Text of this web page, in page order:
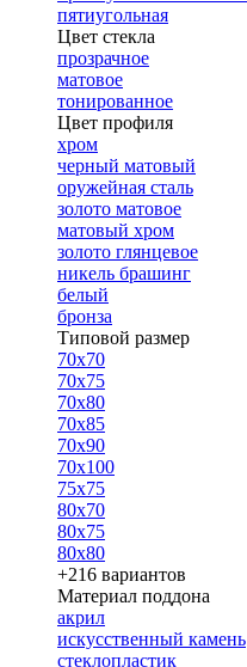
пятиугольная
Цвет стекла
прозрачное
матовое
тонированное
Цвет профиля
хром
черный матовый
оружейная сталь
золото матовое
матовый хром
золото глянцевое
никель брашинг
белый
бронза
Типовой размер
70х70
70х75
70х80
70х85
70х90
70х100
75х75
80х70
80х75
80х80
+216 вариантов
Материал поддона
акрил
искусственный камень
стеклопластик